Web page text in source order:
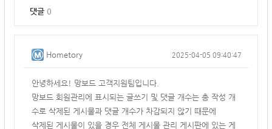
댓글 0
Hometory 2025-04-05 09:40:47
안녕하세요! 망보드 고객지원팀입니다.
망보드 회원관리에 표시되는 글쓰기 및 댓글 개수는 총 작성 개
수로 삭제된 게시물과 댓글 개수가 차감되지 않기 때문에
삭제된 게시물이 있을 경우 전체 게시물 관리 게시판에 있는 게